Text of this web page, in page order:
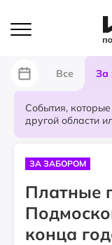
Все За
События,
другой области
ЗА ЗАБОРОМ
Платные
конца